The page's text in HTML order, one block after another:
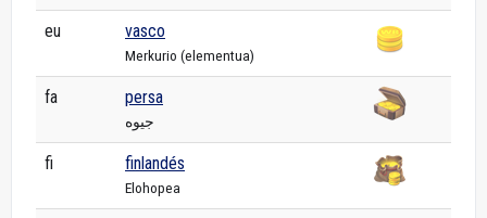
eu vasco
Merkurio (elementua)
fa persa
جیوه
fi finlandés
Elohopea